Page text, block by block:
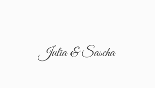
Julia & Sascha